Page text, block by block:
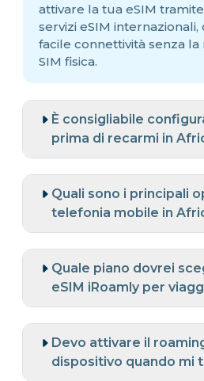
attivare la tua eSIM
servizi eSIM
facile connettività senza la
SIM fisica.
È consigliabile
prima di recarmi in
Quali sono i principali
telefonia mobile in
Quale piano dovrei
eSIM iRoamly per
Devo attivare il
dispositivo quando mi